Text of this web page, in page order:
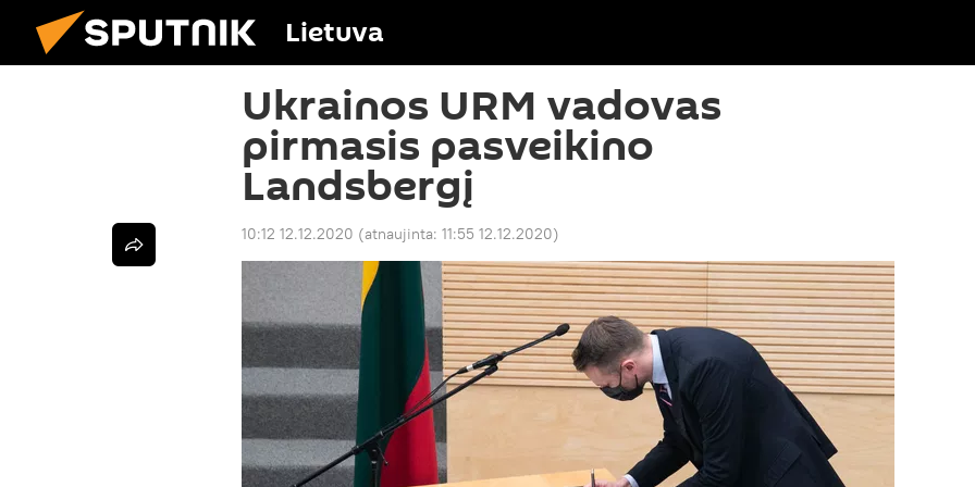
Lietuva
Ukrainos URM vadovas
pirmasis pasveikino
Landsbergį
10:12 12.12.2020 (atnaujinta: 11:55 12.12.2020)